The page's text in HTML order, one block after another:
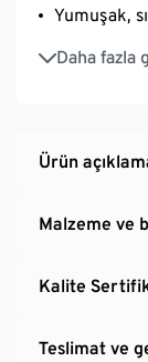
Yumuşak,
Daha fazla
Ön ve arka
Cırt cırtlı
bacakları
Genişlik
ayak bandı
Yazılabilir
Tiftik
Ürün
Malzeme ve
Kalite
Teslimat ve